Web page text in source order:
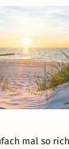
mal so